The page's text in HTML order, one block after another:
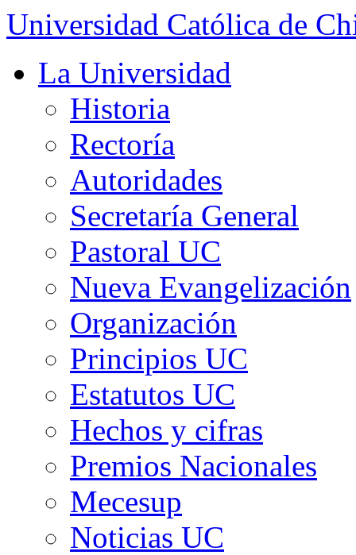
Universidad Católica de
La Universidad
Historia
Rectoría
Autoridades
Secretaría General
Pastoral UC
Nueva Evangelización
Organización
Principios UC
Estatutos UC
Hechos y cifras
Premios Nacionales
Mecesup
Noticias UC